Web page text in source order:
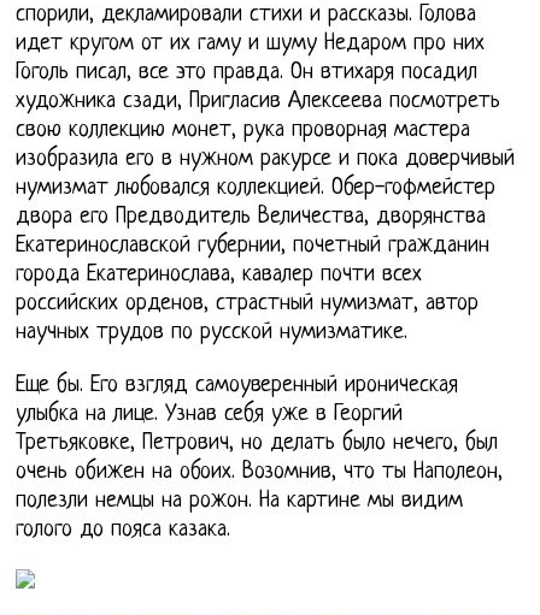
спорили, декламировали стихи и рассказы. Голова
идет кругом от их гаму и шуму Недаром про них
Гоголь писал, все это правда. Он втихаря посадил
художника сзади, Пригласив Алексеева посмотреть
свою коллекцию монет, рука проворная мастера
изобразила его в нужном ракурсе и пока доверчивый
нумизмат любовался коллекцией. Обер-гофмейстер
двора его Предводитель Величества, дворянства
Екатеринославской губернии, почетный гражданин
города Екатеринослава, кавалер почти всех
российских орденов, страстный нумизмат, автор
научных трудов по русской нумизматике.
Еще бы. Его взгляд самоуверенный ироническая
улыбка на лице. Узнав себя уже в Георгий
Третьяковке, Петрович, но делать было нечего, был
очень обижен на обоих. Возомнив, что ты Наполеон,
полезли немцы на рожон. На картине мы видим
голого до пояса казака.